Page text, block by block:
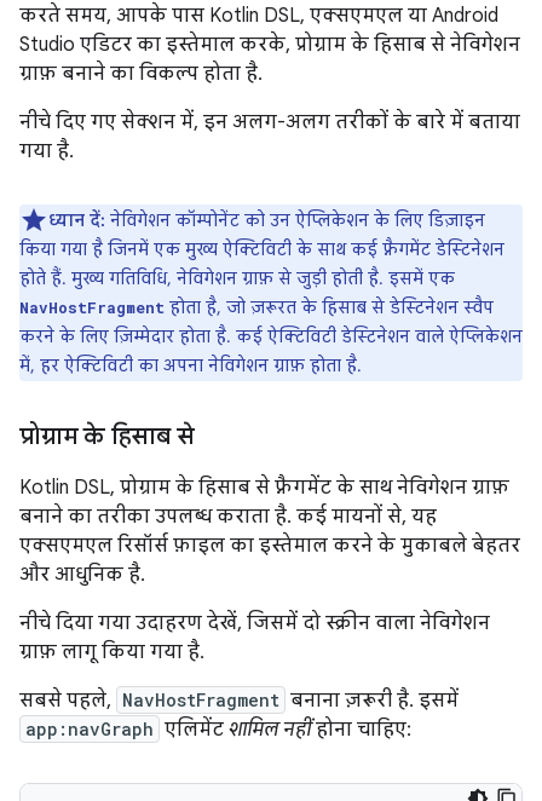
करते समय, आपके पास Kotlin DSL, एक्सएमएल या Android
Studio एडिटर का इस्तेमाल करके, प्रोग्राम के हिसाब से नेविगेशन
ग्राफ़ बनाने का विकल्प होता है.
नीचे दिए गए सेक्शन में, इन अलग-अलग तरीकों के बारे में बताया
गया है.
ध्यान दें: नेविगेशन कॉम्पोनेंट को उन ऐप्लिकेशन के लिए डिज़ाइन
किया गया है जिनमें एक मुख्य ऐक्टिविटी के साथ कई फ़्रैगमेंट डेस्टिनेशन
होते हैं. मुख्य गतिविधि, नेविगेशन ग्राफ़ से जुड़ी होती है. इसमें एक
NavHostFragment होता है, जो ज़रूरत के हिसाब से डेस्टिनेशन स्वैप
करने के लिए ज़िम्मेदार होता है. कई ऐक्टिविटी डेस्टिनेशन वाले ऐप्लिकेशन
में, हर ऐक्टिविटी का अपना नेविगेशन ग्राफ़ होता है.
प्रोग्राम के हिसाब से
Kotlin DSL, प्रोग्राम के हिसाब से फ़्रैगमेंट के साथ नेविगेशन ग्राफ़
बनाने का तरीका उपलब्ध कराता है. कई मायनों से, यह
एक्सएमएल रिसॉर्स फ़ाइल का इस्तेमाल करने के मुकाबले बेहतर
और आधुनिक है.
नीचे दिया गया उदाहरण देखें, जिसमें दो स्क्रीन वाला नेविगेशन
ग्राफ़ लागू किया गया है.
सबसे पहले, NavHostFragment बनाना ज़रूरी है. इसमें
app:navGraph एलिमेंट शामिल नहींहोना चाहिए: